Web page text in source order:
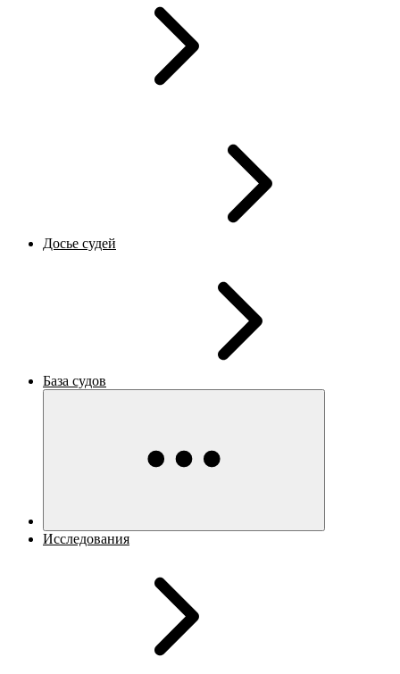
Досье судей
База судов
Исследования